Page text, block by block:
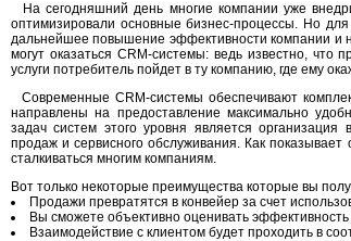
На сегодняшний день многие компании уже
оптимизировали основные бизнес-процессы. Но
дальнейшее повышение эффективности компании
могут оказаться CRM-системы: ведь известно, что
услуги потребитель пойдет в ту компанию, где ему
Современные CRM-системы обеспечивают
направлены на предоставление максимально
задач систем этого уровня является
продаж и сервисного обслуживания. Как
сталкиваться многим компаниям.
Вот только некоторые преимущества которые вы
Продажи превратятся в конвейер за счет
Вы сможете объективно оценивать
Взаимодействие с клиентом будет проходить в